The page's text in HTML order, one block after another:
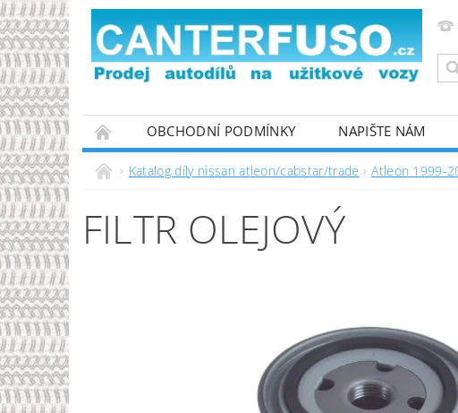
OBCHODNÍ PODMÍNKY NAPIŠTE NÁM
PODMÍNKY OCHRANY OSOBNÍCH ÚDAJŮ
Katalog díly nissan atleon/cabstar/trade Atleon 1999-
FILTR OLEJOVÝ